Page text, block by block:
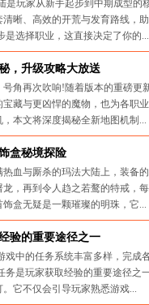
是玩家从新手起步到中期成型
晰、高效的开荒与发育路线，
是选择职业，这直接决定了你的...
07-31 10:05:05
，升级攻略大放送
角再次吹响!随着版本的重磅
藏与更凶悍的魔物，也为各职
本文将深度揭秘全新地图机制...
07-27 10:06:22
盒秘境探险
血与厮杀的玛法大陆上，装备
，再到令人趋之若鹜的特戒，
盒无疑是一颗璀璨的明珠，它...
07-23 10:36:29
验的重要途径之一
戏中的任务系统丰富多样，完成
务是玩家获取经验的重要途径之
它不仅会引导玩家熟悉游戏...